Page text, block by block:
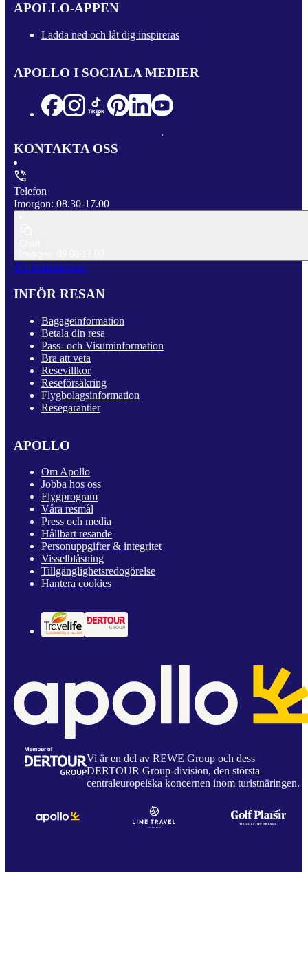
APOLLO-APPEN
Ladda ned och låt dig inspireras
APOLLO I SOCIALA MEDIER
KONTAKTA OSS
Telefon
Imorgon: 08.30-17.00
Till Kundservice
INFÖR RESAN
Bagageinformation
Betala din resa
Pass- och Visuminformation
Bra att veta
Resevillkor
Reseförsäkring
Flygbolagsinformation
Resegarantier
APOLLO
Om Apollo
Jobba hos oss
Flygprogram
Våra resmål
Press och media
Hållbart resande
Personuppgifter & integritet
Visselblåsning
Tillgänglighetsredogörelse
Hantera cookies
Vi är en del av REWE Group och dess
DERTOUR Group-division, den största
centraleuropeiska koncernen inom turistnäringen.